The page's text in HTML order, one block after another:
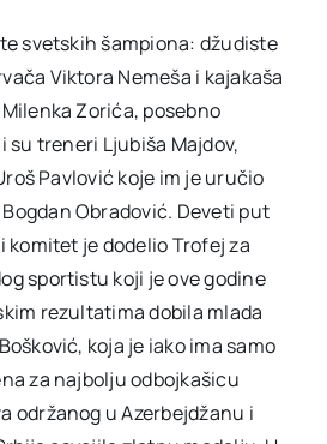
svetskih šampiona: džudiste
Viktora Nemeša i kajakaša
Zorića, posebno
su treneri Ljubiša Majdov,
Pavlović koje im je uručio
Obradović. Deveti put
komitet je dodelio Trofej za
sportistu koji je ove godine
rezultatima dobila mlada
koja je iako ima samo
za najbolju odbojkašicu
održanog u Azerbejdžanu i